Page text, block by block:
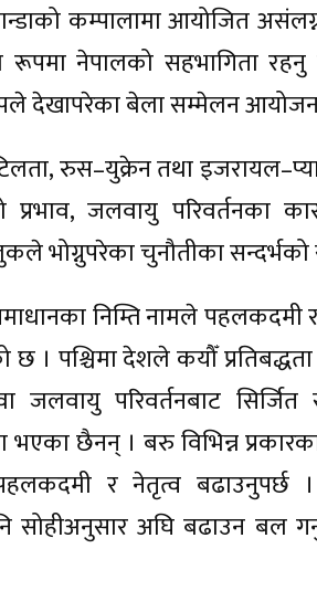
कम्पालामा आयोजित
रूपमा नेपालको सहभागिता रहनु
देखापरेका बेला सम्मेलन आयोजना
रुस–युक्रेन तथा
प्रभाव, जलवायु परिवर्तनका
भोग्नुपरेका चुनौतीका सन्दर्भको
निम्ति नामले
छ । पश्चिमा देशले कयौँ
परिवर्तनबाट
भएका छैनन् । बरु विभिन्न
र नेतृत्व बढाउनुपर्छ
सोहीअनुसार अघि बढाउन बल